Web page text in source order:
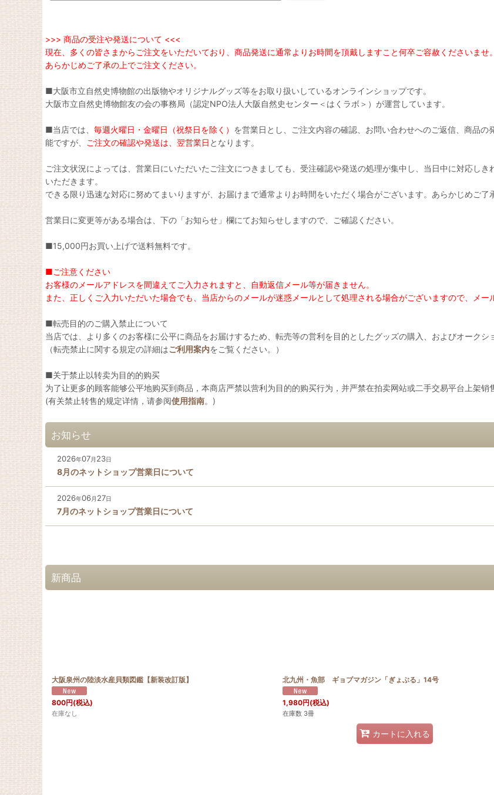
>>> 商品の受注や発送について <<<
現在、多くの皆さまからご注文をいただいており、商品発送に通常よりお時間を頂戴しますこと何卒ご容赦くださいませ。
あらかじめご了承の上でご注文ください。
■大阪市立自然史博物館の出版物やオリジナルグッズ等をお取り扱いしているオンラインショップです。
大阪市立自然史博物館友の会の事務局（認定NPO法人大阪自然史センター＜はくラボ＞）が運営しています。
■当店では、 毎週火曜日・金曜日（祝祭日を除く） を営業日とし、ご注文内容の確認、お問い合わせへのご返信、商品
能ですが、
ご注文の確認や発送は、翌営業日 となります。
ご注文状況によっては、営業日にいただいたご注文につきましても、受注確認や発送の処理が集中し、当日中に対応しき
いただきます。
できる限り迅速な対応に努めてまいりますが、お届けまで通常よりお時間をいただく場合がございます。あらかじめご了
営業日に変更等がある場合は、下の「お知らせ」欄にてお知らせしますので、ご確認ください。
■15,000円お買い上げで送料無料です。
■ご注意ください
お客様のメールアドレスを間違えてご入力されますと、自動返信メール等が届きません。
また、正しくご入力いただいた場合でも、当店からのメールが迷惑メールとして処理される場合がございますので、メー
■転売目的のご購入禁止について
当店では、より多くのお客様に公平に商品をお届けするため、転売等の営利を目的としたグッズの購入、およびオークシ
（転売禁止に関する規定の詳細はご利用案内をご覧ください。）
■关于禁止以转卖为目的的购买
为了让更多的顾客能够公平地购买到商品，本商店严禁以营利为目的的购买行为，并严禁在拍卖网站或二手交易平台上架销
(有关禁止转售的规定详情，请参阅使用指南。)
お知らせ
2026年07月 23日
8月のネットショップ営業日について
2026年06月 27日
7月のネットショップ営業日について
新商品
大阪泉州の陸淡水産貝類図鑑【新装改訂版】
800円(税込)
在庫なし
北九州・魚部 ギョブマガジン「ぎょぶる」14号
1,980円(税込)
在庫数 3冊
カートに入れる